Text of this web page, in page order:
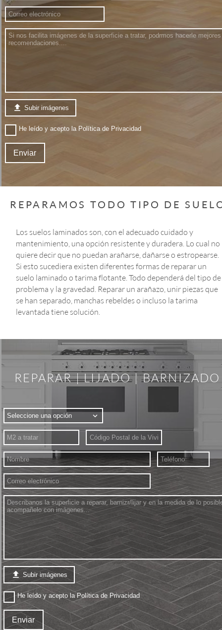
 Subir imágenes
He leído y acepto laPolítica de Privacidad
Enviar
REPARAR | LIJADO | BARNIZADO
REPARAMOS TODO TIPO DE
Los suelos laminados son, con el adecuado cuidado y
mantenimiento, una opción resistente y duradera. Lo cual no
quiere decir que no puedan arañarse, dañarse o estropearse.
Si esto sucediera existen diferentes formas de reparar un
suelo laminado o tarima flotante. Todo dependerá del tipo de
problema y la gravedad. Reparar un arañazo, unir piezas que
se han separado, manchas rebeldes o incluso la tarima
levantada tiene solución.
 Subir imágenes
He leído y acepto la Política de Privacidad
Enviar